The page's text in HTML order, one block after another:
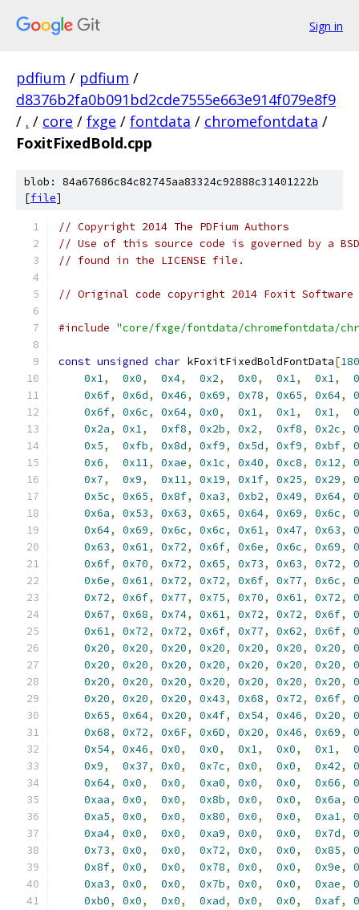
Sign in
pdfium / pdfium /
d8376b2fa0b091bd2cde7555e663e914f079e8f9
/ . / core / fxge / fontdata / chromefontdata /
FoxitFixedBold.cpp
blob: 84a67686c84c82745aa83324c92888c31401222b
[file]
// Copyright 2014 The PDFium Authors
// Use of this source code is governed by a
// found in the LICENSE file.
// Original code copyright 2014 Foxit
#include "core/fxge/fontdata/chromefontdata/
const unsigned char kFoxitFixedBoldFontData[
0x1, 0x0, 0x4, 0x2, 0x0, 0x1, 0x1,
0x6f, 0x6d, 0x46, 0x69, 0x78, 0x65, 0x64,
0x6f, 0x6c, 0x64, 0x0, 0x1, 0x1, 0x1,
0x2a, 0x1, 0xf8, 0x2b, 0x2, 0xf8, 0x2c,
0x5, 0xfb, 0x8d, 0xf9, 0x5d, 0xf9, 0xbf,
0x6, 0x11, 0xae, 0x1c, 0x40, 0xc8, 0x12,
0x7, 0x9, 0x11, 0x19, 0x1f, 0x25, 0x29,
0x5c, 0x65, 0x8f, 0xa3, 0xb2, 0x49, 0x64,
0x6a, 0x53, 0x63, 0x65, 0x64, 0x69, 0x6c,
0x64, 0x69, 0x6c, 0x6c, 0x61, 0x47, 0x63,
0x63, 0x61, 0x72, 0x6f, 0x6e, 0x6c, 0x69,
0x6f, 0x70, 0x72, 0x65, 0x73, 0x63, 0x72,
0x6e, 0x61, 0x72, 0x72, 0x6f, 0x77, 0x6c,
0x72, 0x6f, 0x77, 0x75, 0x70, 0x61, 0x72,
0x67, 0x68, 0x74, 0x61, 0x72, 0x72, 0x6f,
0x61, 0x72, 0x72, 0x6f, 0x77, 0x62, 0x6f,
0x20, 0x20, 0x20, 0x20, 0x20, 0x20, 0x20,
0x20, 0x20, 0x20, 0x20, 0x20, 0x20, 0x20,
0x20, 0x20, 0x20, 0x20, 0x20, 0x20, 0x20,
0x20, 0x20, 0x20, 0x43, 0x68, 0x72, 0x6f,
0x65, 0x64, 0x20, 0x4f, 0x54, 0x46, 0x20,
0x68, 0x72, 0x6F, 0x6D, 0x20, 0x46, 0x69,
0x54, 0x46, 0x0, 0x0, 0x1, 0x0, 0x1,
0x9, 0x37, 0x0, 0x7c, 0x0, 0x0, 0x42,
0x64, 0x0, 0x0, 0xa0, 0x0, 0x0, 0x66,
0xaa, 0x0, 0x0, 0x8b, 0x0, 0x0, 0x6a,
0xa5, 0x0, 0x0, 0x80, 0x0, 0x0, 0xa1,
0xa4, 0x0, 0x0, 0xa9, 0x0, 0x0, 0x7d,
0x73, 0x0, 0x0, 0x72, 0x0, 0x0, 0x85,
0x8f, 0x0, 0x0, 0x78, 0x0, 0x0, 0x9e,
0xa3, 0x0, 0x0, 0x7b, 0x0, 0x0, 0xae,
0xb0, 0x0, 0x0, 0xad, 0x0, 0x0, 0xaf,